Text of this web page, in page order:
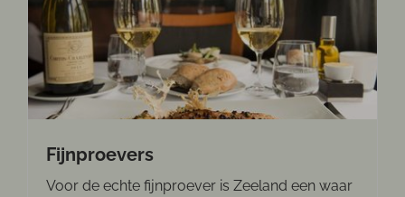
Fijnproevers
Voor de echte fijnproever is Zeeland een waar